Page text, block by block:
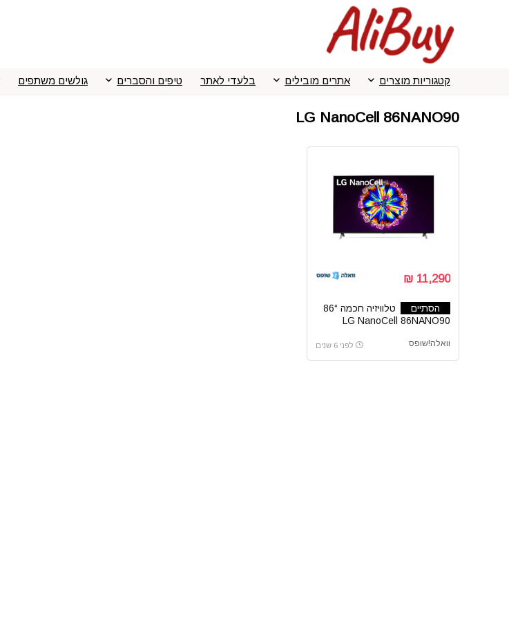
קטגוריות מוצרים אתרים מובילים בלעדי לאתר טיפים והסברים גולשים משתפים
LG NanoCell 86NANO90
11,290 ₪
הסתיים
טלוויזיה חכמה “86
LG NanoCell 86NANO90
וואלה!שופס לפני 6 שנים